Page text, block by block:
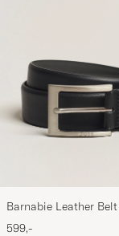
Barnabie Leather
Black
599,-